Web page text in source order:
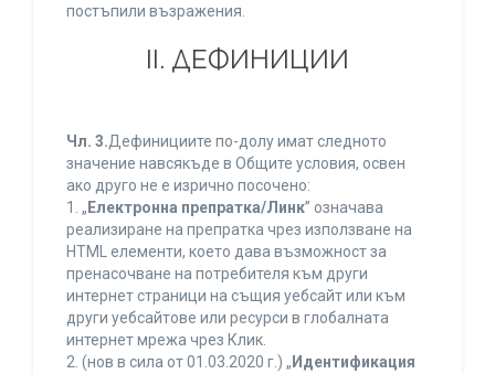
постъпили възражения.
ІІ. ДЕФИНИЦИИ
Чл. 3.Дефинициите по-долу имат следното
значение навсякъде в Общите условия, освен
ако друго не е изрично посочено:
1. „ Електронна препратка/Линк” означава
реализиране на препратка чрез използване на
HTML елементи, което дава възможност за
пренасочване на потребителя към други
интернет страници на същия уебсайт или към
други уебсайтове или ресурси в глобалната
интернет мрежа чрез Клик.
2. (нов в сила от 01.03.2020 г.) „ Идентификация